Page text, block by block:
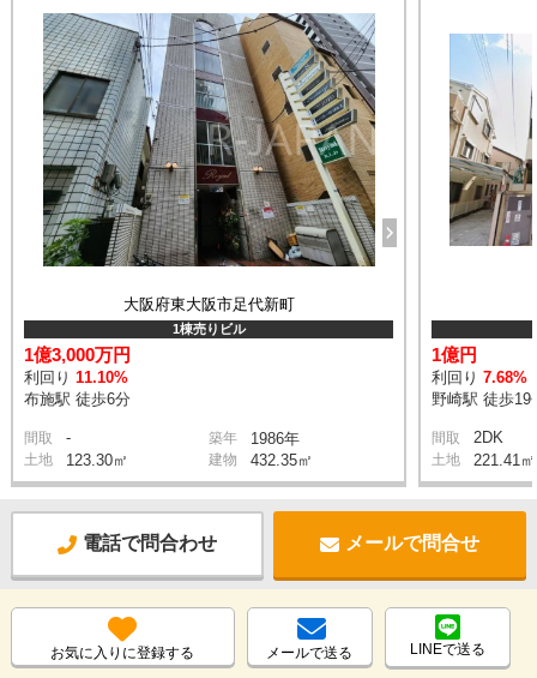
大阪府東大阪市足代新町
1棟売りビル
1億3,000万円
利回り11.10%
布施駅 徒歩6分
間取 - 築年 1986年
土地 123.30㎡ 建物 432.35㎡
1億円
利回り 7.68%
野崎駅 徒歩19
間取 2DK
土地 221.41㎡
電話で問合わせ メールで問合せ
お気に入りに登録する メールで送る LINEで送る